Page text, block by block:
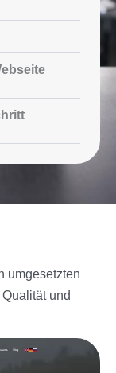
umgesetzten
und